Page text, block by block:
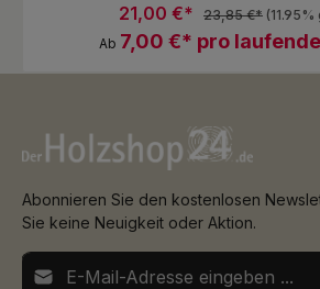
Ab 7,00 €* pro
21,00 €* 23,85 €*
Abonnieren Sie den kostenlosen
Sie keine Neuigkeit oder Aktion.
E-Mail-Adresse*